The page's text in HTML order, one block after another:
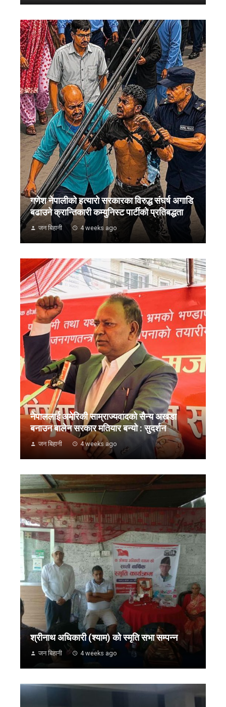
गणेश नेपालीको हत्यारो सरकारका विरुद्ध संघर्ष अगाडि
बढाउने क्रान्तिकारी कम्युनिस्ट पार्टीको प्रतिबद्धता
जन बिहानी 4 weeks ago
नेपाललाई अमेरिकी साम्राज्यवादको सैन्य अखडा
बनाउन बालेन सरकार मतियार बन्यो : सुदर्शन
जन बिहानी 4 weeks ago
श्रीनाथ अधिकारी (श्याम) को स्मृति सभा सम्पन्न
जन बिहानी 4 weeks ago